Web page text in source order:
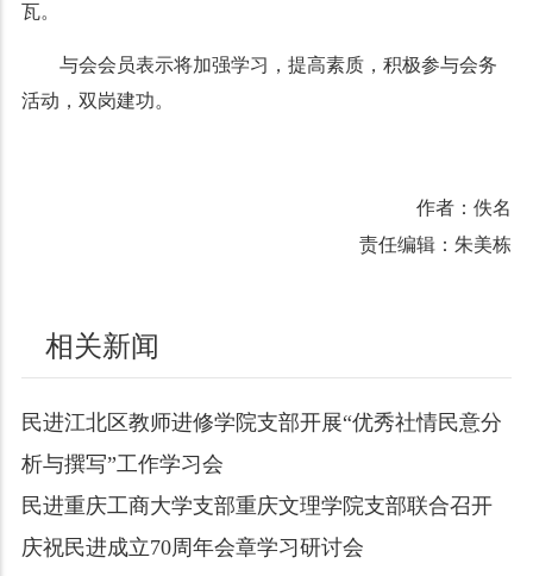
瓦。
与会会员表示将加强学习，提高素质，积极参与会务
活动，双岗建功。
作者：佚名
责任编辑：朱美栋
相关新闻
民进江北区教师进修学院支部开展“优秀社情民意分
析与撰写”工作学习会
民进重庆工商大学支部重庆文理学院支部联合召开
庆祝民进成立70周年会章学习研讨会